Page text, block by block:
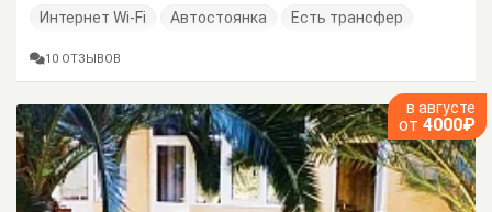
Интернет Wi-Fi Автостоянка Есть трансфер
10 ОТЗЫВОВ
в августе
от 4000₽